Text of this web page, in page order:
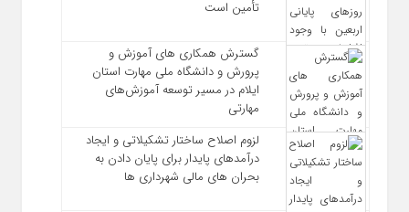
تأمین است
گسترش همکاری‌ های آموزش و
پرورش و دانشگاه ملی مهارت استان
ایلام در مسیر توسعه آموزش‌های
مهارتی
لزوم اصلاح ساختار تشکیلاتی و ایجاد
درآمدهای پایدار برای پایان دادن به
بحران‌ های مالی شهرداری‌ ها